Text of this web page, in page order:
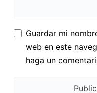
Guardar mi
web en este
haga un